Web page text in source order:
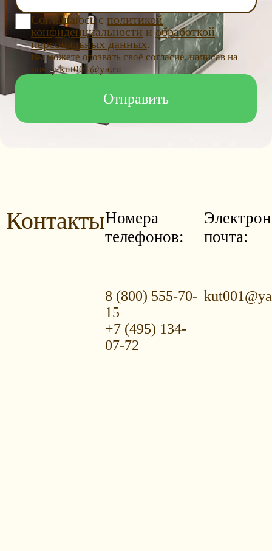
Соглашаюсь с политикой
конфиденциальности и обработкой
персональных данных.
Вы можете отозвать своё согласие, написав на
почту kut001@ya.ru
КонтактыНомера
телефонов:
8 (800) 555-70-
15
+7 (495) 134-
07-72
почта: